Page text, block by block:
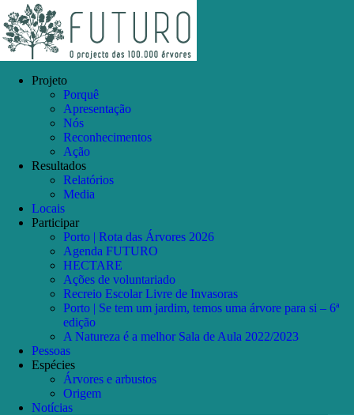
to
content
Facebook
Instagram
YouTube
Projeto
Porquê
Apresentação
Nós
Reconhecimentos
Ação
Resultados
Relatórios
Media
Locais
Participar
Porto | Rota das Árvores 2026
Agenda FUTURO
HECTARE
Ações de voluntariado
Recreio Escolar Livre de Invasoras
Porto | Se tem um jardim, temos uma árvore para si – 6ª
edição
A Natureza é a melhor Sala de Aula 2022/2023
Pessoas
Espécies
Árvores e arbustos
Origem
Notícias